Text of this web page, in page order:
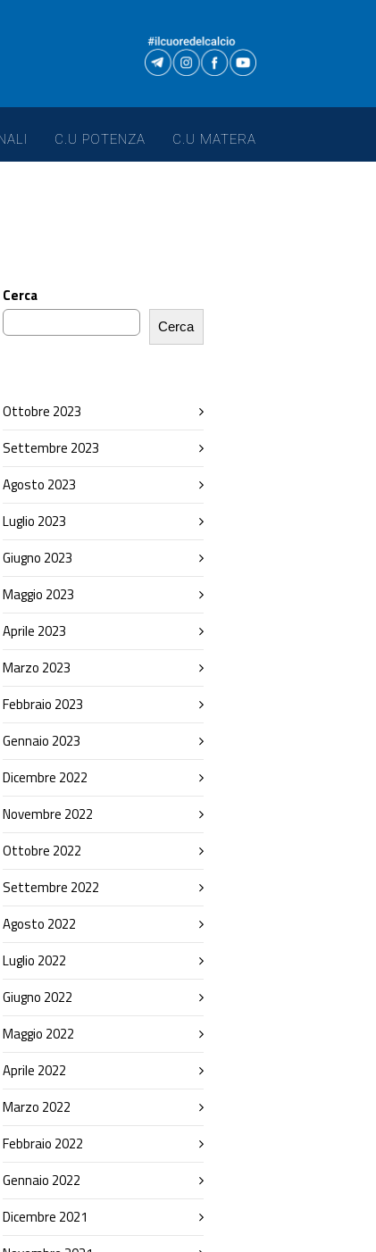
C.U POTENZA C.U MATERA
Cerca
Cerca
Ottobre 2023
Settembre 2023
Agosto 2023
Luglio 2023
Giugno 2023
Maggio 2023
Aprile 2023
Marzo 2023
Febbraio 2023
Gennaio 2023
Dicembre 2022
Novembre 2022
Ottobre 2022
Settembre 2022
Agosto 2022
Luglio 2022
Giugno 2022
Maggio 2022
Aprile 2022
Marzo 2022
Febbraio 2022
Gennaio 2022
Dicembre 2021